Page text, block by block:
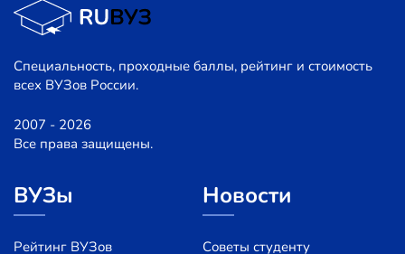
Специальность, проходные баллы, рейтинг и стоимость
всех ВУЗов России.
2007 - 2026
Все права защищены.
ВУЗы
Рейтинг ВУЗов
Новости
Советы студенту